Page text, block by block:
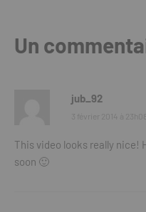
Un
jub_92
3 février 2014 à 23h08
This video looks really nice!
soon 🙂